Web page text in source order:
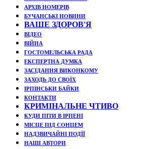
АРХІВ НОМЕРІВ
БУЧАНСЬКІ НОВИНИ
ВАШЕ ЗДОРОВ'Я
ВІДЕО
ВІЙНА
ГОСТОМЕЛЬСЬКА РАДА
ЕКСПЕРТНА ДУМКА
ЗАСІДАННЯ ВИКОНКОМУ
ЗАХОДЬ ДО СВОЇХ
ІРПІНСЬКИ БАЙКИ
КОНТАКТИ
КРИМІНАЛЬНЕ ЧТИВО
КУДИ ПІТИ В ІРПЕНІ
МІСЦЕ ПІД СОНЦЕМ
НАДЗВИЧАЙНІ ПОДЇЇ
НАШІ АВТОРИ